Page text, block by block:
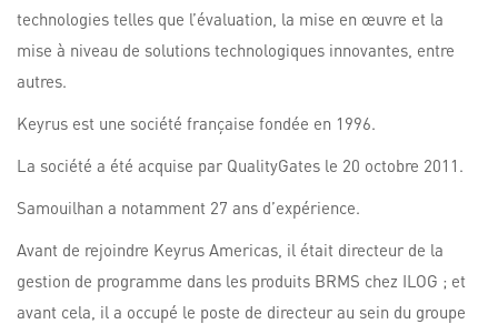
technologies telles que l’évaluation, la mise en œuvre et la
mise à niveau de solutions technologiques innovantes, entre
autres.
Keyrus est une société française fondée en 1996.
La société a été acquise par QualityGates le 20 octobre 2011.
Samouilhan a notamment 27 ans d’expérience.
Avant de rejoindre Keyrus Americas, il était directeur de la
gestion de programme dans les produits BRMS chez ILOG ; et
avant cela, il a occupé le poste de directeur au sein du groupe